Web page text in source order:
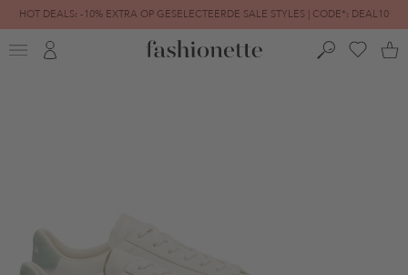
HOT DEALS: -10% EXTRA OP GESELECTEERDE SALE STYLES | CODE*: DEAL10
FINAL SALE | TOT -80% GEREDUCEERD